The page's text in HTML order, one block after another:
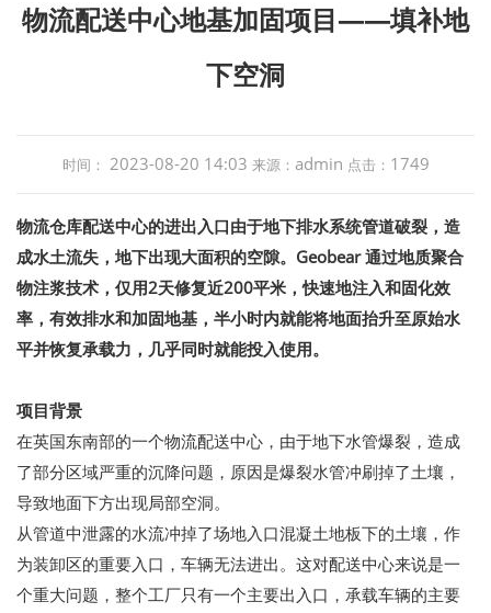
物流配送中心地基加固项目——填补地
下空洞
时间： 2023-08-20 14:03 来源： admin 点击： 1749
物流仓库配送中心的进出入口由于地下排水系统管道破裂，造
成水土流失，地下出现大面积的空隙。Geobear 通过地质聚合
物注浆技术，仅用2天修复近200平米，快速地注入和固化效
率，有效排水和加固地基，半小时内就能将地面抬升至原始水
平并恢复承载力，几乎同时就能投入使用。
项目背景
在英国东南部的一个物流配送中心，由于地下水管爆裂，造成
了部分区域严重的沉降问题，原因是爆裂水管冲刷掉了土壤，
导致地面下方出现局部空洞。
从管道中泄露的水流冲掉了场地入口混凝土地板下的土壤，作
为装卸区的重要入口，车辆无法进出。这对配送中心来说是一
个重大问题，整个工厂只有一个主要出入口，承载车辆的主要